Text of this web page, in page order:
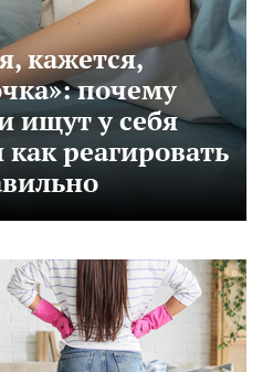
кажется,
почему
ищут у себя
реагировать